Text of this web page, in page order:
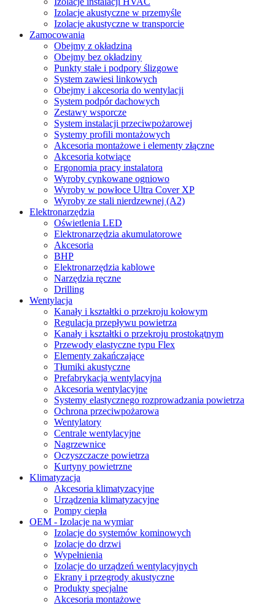
Izolacje akustyczne w przemyśle
Izolacje akustyczne w transporcie
Zamocowania
Obejmy z okładziną
Obejmy bez okładziny
Punkty stałe i podpory ślizgowe
System zawiesi linkowych
Obejmy i akcesoria do wentylacji
System podpór dachowych
Zestawy wsporcze
System instalacji przeciwpożarowej
Systemy profili montażowych
Akcesoria montażowe i elementy złączne
Akcesoria kotwiące
Ergonomia pracy instalatora
Wyroby cynkowane ogniowo
Wyroby w powłoce Ultra Cover XP
Wyroby ze stali nierdzewnej (A2)
Elektronarzędzia
Oświetlenia LED
Elektronarzędzia akumulatorowe
Akcesoria
BHP
Elektronarzędzia kablowe
Narzędzia ręczne
Drilling
Wentylacja
Kanały i kształtki o przekroju kołowym
Regulacja przepływu powietrza
Kanały i kształtki o przekroju prostokątnym
Przewody elastyczne typu Flex
Elementy zakańczające
Tłumiki akustyczne
Prefabrykacja wentylacyjna
Akcesoria wentylacyjne
Systemy elastycznego rozprowadzania powietrza
Ochrona przeciwpożarowa
Wentylatory
Centrale wentylacyjne
Nagrzewnice
Oczyszczacze powietrza
Kurtyny powietrzne
Klimatyzacja
Akcesoria klimatyzacyjne
Urządzenia klimatyzacyjne
Pompy ciepła
OEM - Izolacje na wymiar
Izolacje do systemów kominowych
Izolacje do drzwi
Wypełnienia
Izolacje do urządzeń wentylacyjnych
Ekrany i przegrody akustyczne
Produkty specjalne
Akcesoria montażowe